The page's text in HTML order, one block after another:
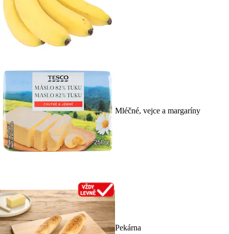
Mléčné, vejce a margaríny
Pekárna